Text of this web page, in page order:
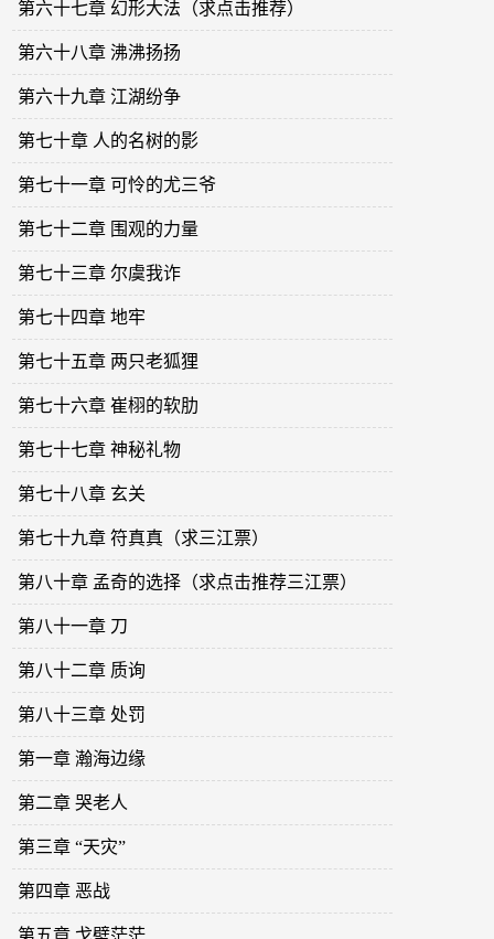
第六十七章 幻形大法（求点击推荐）
第六十八章 沸沸扬扬
第六十九章 江湖纷争
第七十章 人的名树的影
第七十一章 可怜的尤三爷
第七十二章 围观的力量
第七十三章 尔虞我诈
第七十四章 地牢
第七十五章 两只老狐狸
第七十六章 崔栩的软肋
第七十七章 神秘礼物
第七十八章 玄关
第七十九章 符真真（求三江票）
第八十章 孟奇的选择（求点击推荐三江票）
第八十一章 刀
第八十二章 质询
第八十三章 处罚
第一章 瀚海边缘
第二章 哭老人
第三章 “天灾”
第四章 恶战